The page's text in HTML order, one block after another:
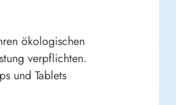
ökologischen
verpflichten.
und Tablets